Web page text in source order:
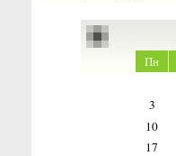
Пн
3
10
17